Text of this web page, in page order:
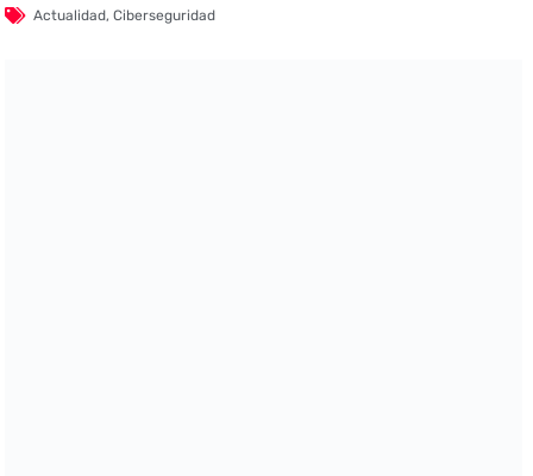
Actualidad,Ciberseguridad